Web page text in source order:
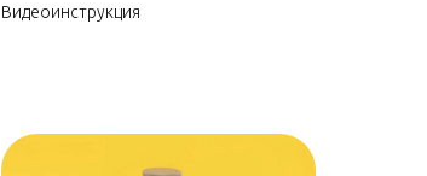
Видеоинструкция